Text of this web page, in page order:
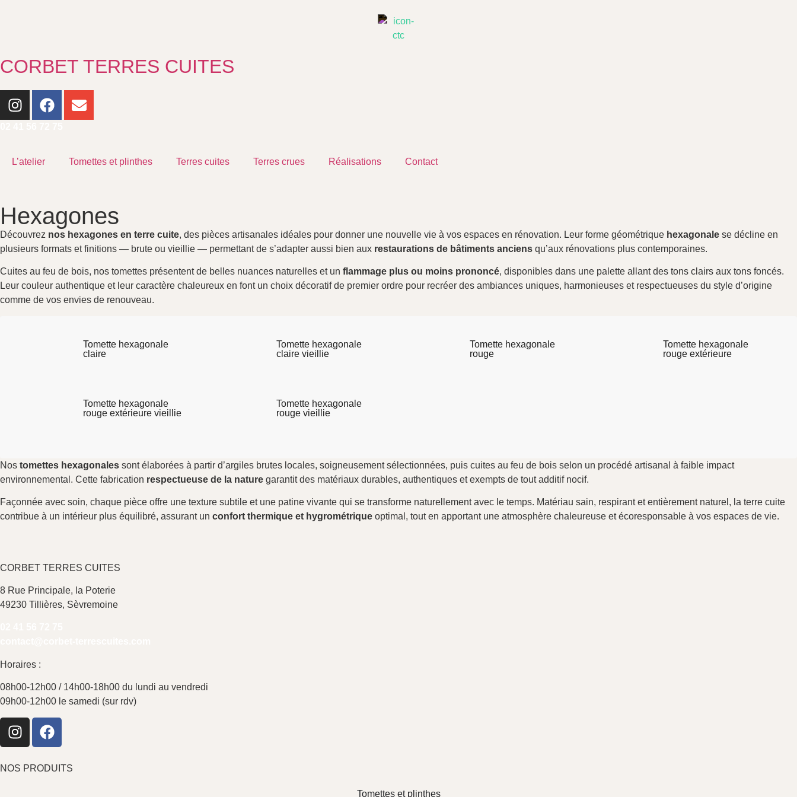
CORBET TERRES CUITES
L’atelier Tomettes et plinthes Terres cuites Terres crues Réalisations Contact
Hexagones
Découvrez nos hexagones en terre cuite, des pièces artisanales idéales pour donner une nouvelle vie à vos espaces en rénovation. Leur forme géométrique hexagonale se décline en
plusieurs formats et finitions — brute ou vieillie — permettant de s’adapter aussi bien aux restaurations de bâtiments anciens qu’aux rénovations plus contemporaines.
Cuites au feu de bois, nos tomettes présentent de belles nuances naturelles et un flammage plus ou moins prononcé, disponibles dans une palette allant des tons clairs aux tons foncés.
Leur couleur authentique et leur caractère chaleureux en font un choix décoratif de premier ordre pour recréer des ambiances uniques, harmonieuses et respectueuses du style d’origine
comme de vos envies de renouveau.
Tomette hexagonale
claire
Tomette hexagonale
claire vieillie
Tomette hexagonale
rouge
Tomette hexagonale
rouge extérieure
Tomette hexagonale
rouge extérieure vieillie
Tomette hexagonale
rouge vieillie
Nos tomettes hexagonales sont élaborées à partir d’argiles brutes locales, soigneusement sélectionnées, puis cuites au feu de bois selon un procédé artisanal à faible impact
environnemental. Cette fabrication respectueuse de la nature garantit des matériaux durables, authentiques et exempts de tout additif nocif.
Façonnée avec soin, chaque pièce offre une texture subtile et une patine vivante qui se transforme naturellement avec le temps. Matériau sain, respirant et entièrement naturel, la terre cuite
contribue à un intérieur plus équilibré, assurant un confort thermique et hygrométrique optimal, tout en apportant une atmosphère chaleureuse et écoresponsable à vos espaces de vie.
CORBET TERRES CUITES
8 Rue Principale, la Poterie
49230 Tillières, Sèvremoine
Horaires :
08h00-12h00 / 14h00-18h00 du lundi au vendredi
09h00-12h00 le samedi (sur rdv)
NOS PRODUITS
Tomettes et plinthes